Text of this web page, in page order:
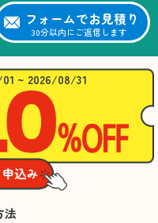
クル可能なものにつ
も教えていただき、
後の片付けにも役立つ
が増えました。また
あれば、ぜひお願い
いと思っています。
のこもったサービスを
りがとうございまし
。
フォームでお見積り
30分以内にご返信します
~ 2026/08/31
法